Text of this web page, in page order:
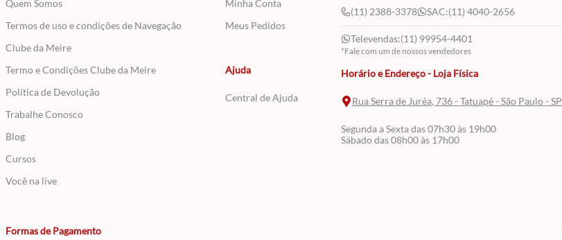
Quem Somos
Termos de uso e condições de Navegação
Clube da Meire
Termo e Condições Clube da Meire
Política de Devolução
Trabalhe Conosco
Blog
Cursos
Você na live
Minha Conta
Meus Pedidos
Ajuda
Central de Ajuda
(11) 2388-3378 SAC:(11) 4040-2656
Televendas:(11) 99954-4401
*Fale com um de nossos vendedores
Horário e Endereço - Loja Física
Rua Serra de Juréa, 736 - Tatuapé - São Paulo - SP
Segunda a Sexta das 07h30 às 19h00
Sábado das 08h00 às 17h00
Formas de Pagamento